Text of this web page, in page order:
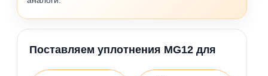
Поставляем уплотнения MG12 для